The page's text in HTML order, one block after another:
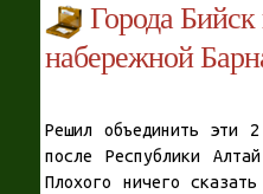
Города
набережной
Решил объединить эти
после Республики
Плохого ничего